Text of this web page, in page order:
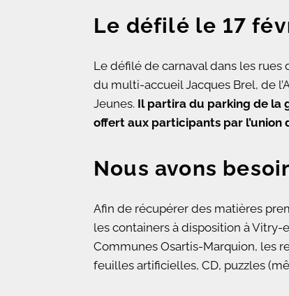
Le défilé le 17
Le défilé de carnaval dans les
du multi-accueil Jacques Brel, de
Jeunes. Il partira du parking de la
offert aux participants par l’union
Nous avons
Afin de récupérer des matières
les containers à disposition à
Communes Osartis-Marquion, les
feuilles artificielles, CD, puzzles